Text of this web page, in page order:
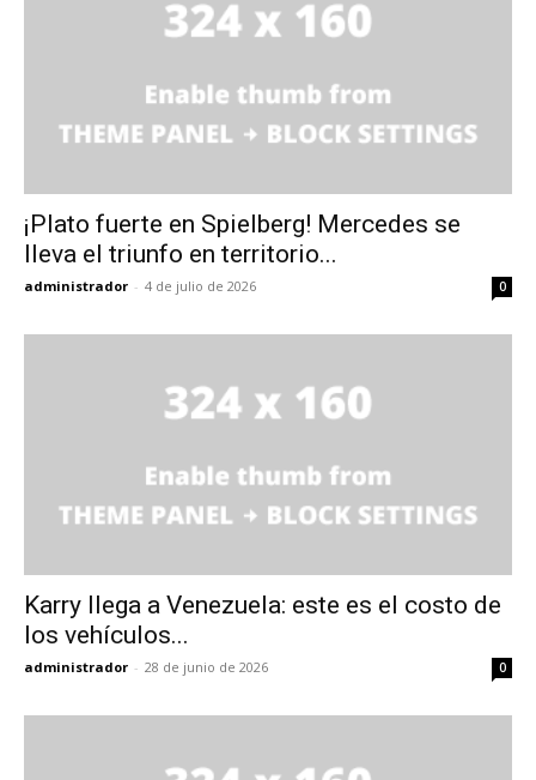
¡Plato fuerte en Spielberg! Mercedes se
lleva el triunfo en territorio...
administrador - 4 de julio de 2026 0
Karry llega a Venezuela: este es el costo de
los vehículos...
administrador - 28 de junio de 2026 0